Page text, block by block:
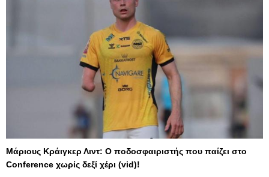
Μάριους Κράιγκερ Λιντ: Ο ποδοσφαιριστής που παίζει στο
Conference χωρίς δεξί χέρι (vid)!